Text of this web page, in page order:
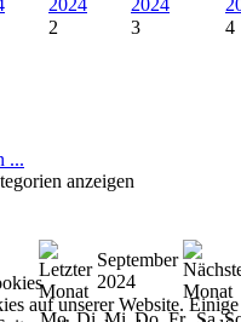
2 3 4
...
anzeigen
September
2024
auf unserer Website.